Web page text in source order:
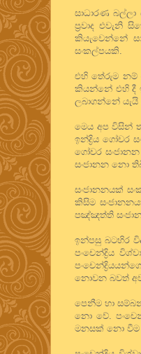
සාධාරණ
ප්‍රවාද එවැනි
කියැවෙන්නේ
සංකල්පයකි.
එහි තේරුම නම්
කියන්නේ එහි දී
ලබාගන්නේ
මෙය අප විසින්
ඉන්ද්‍රිය ගෝචර
ගෝචර
සංජානන නො
සංජානනයක්
කිසිම
පඤ්ඤත්ති
ඉන්පසු බටහිර
පංචෙන්ද්‍රිය
නොවන බවත්
පෙනීම හා
නො වේ.
මනසක් නො වීම